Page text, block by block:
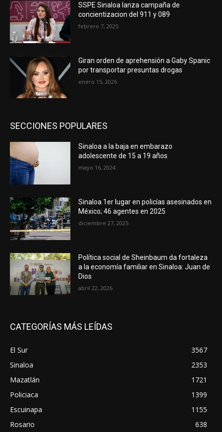
SSPE Sinaloa lanza campaña de
concientizacion del 911 y 089
febrero 7, 2025
Giran orden de aprehensión a Gaby Spanic
por transportar presuntas drogas
enero 15, 2026
SECCIONES POPULARES
Sinaloa a la baja en embarazo
adolescente de 15 a 19 años
mayo 16, 2024
Sinaloa 1er lugar en policías asesinados en
México; 46 agentes en 2025
diciembre 27, 2025
Política social de Sheinbaum da fortaleza
a la economía familiar en Sinaloa: Juan de
Dios
abril 22, 2026
CATEGORÍAS MÁS LEÍDAS
El Sur
3567
Sinaloa
2353
Mazatlán
1721
Policiaca
1399
Escuinapa
1155
Rosario
638